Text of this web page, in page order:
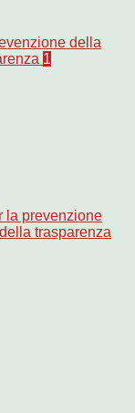
della
1
la prevenzione
trasparenza